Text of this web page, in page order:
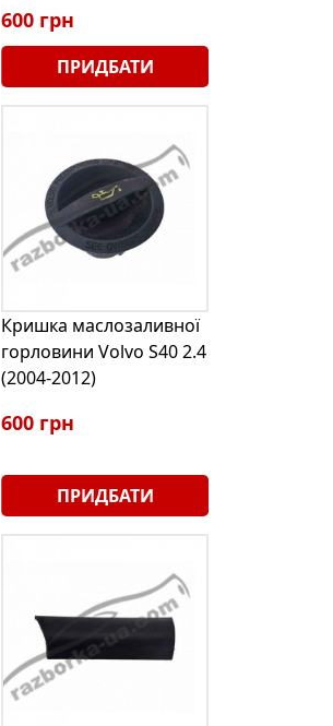
600 грн
ПРИДБАТИ
Кришка маслозаливної
горловини Volvo S40 2.4
(2004-2012)
600 грн
ПРИДБАТИ